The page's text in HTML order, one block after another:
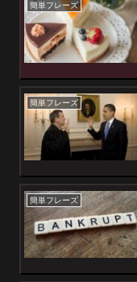
簡単フレーズ
簡単フレーズ
簡単フレーズ